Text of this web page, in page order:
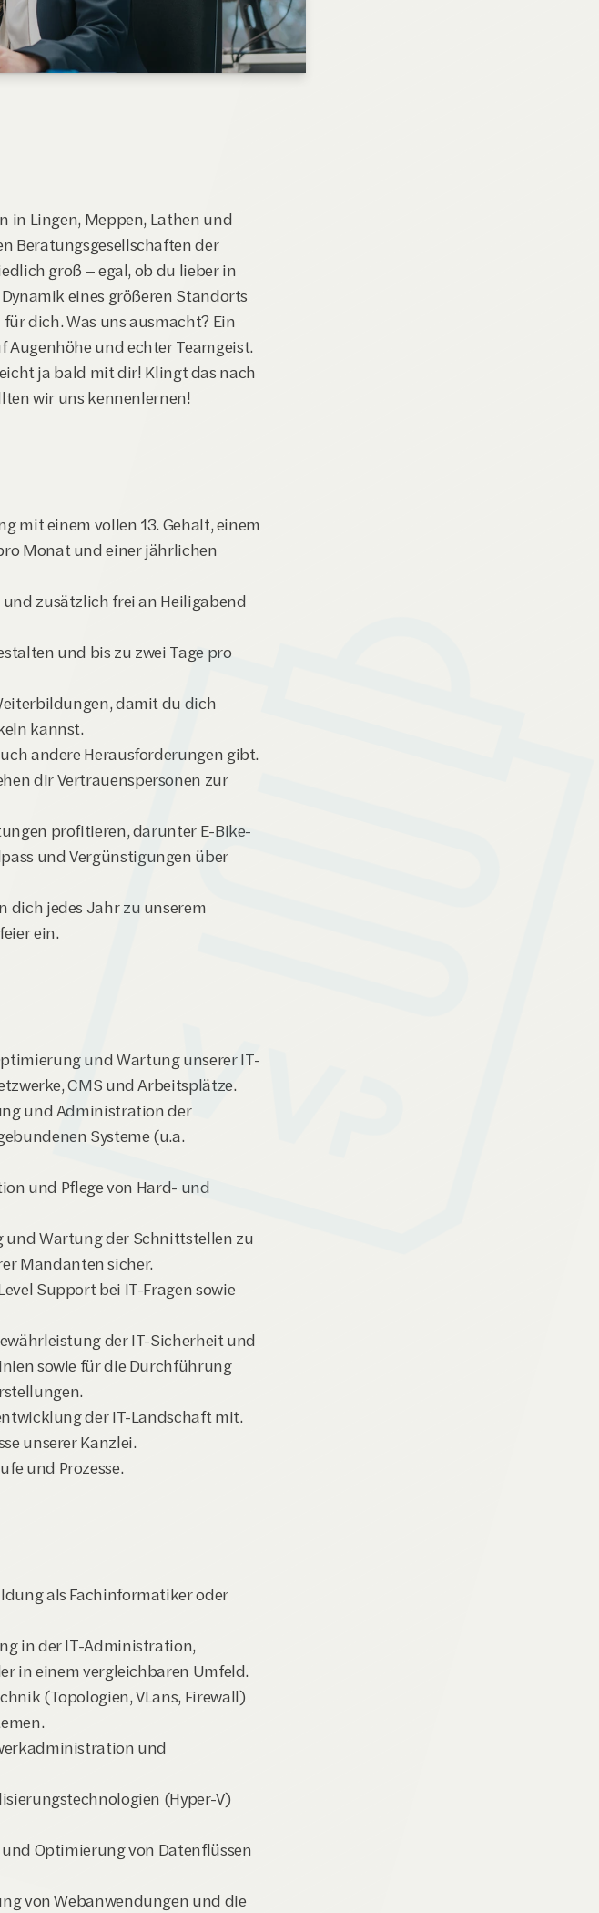
in Lingen, Meppen, Lathen und
Beratungsgesellschaften der
groß – egal, ob du lieber in
eines größeren Standorts
dich. Was uns ausmacht? Ein
und echter Teamgeist.
ja bald mit dir! Klingt das nach
wir uns kennenlernen!
mit einem vollen 13. Gehalt, einem
Monat und einer jährlichen
zusätzlich frei an Heiligabend
und bis zu zwei Tage pro
damit du dich
kannst.
andere Herausforderungen gibt.
dir Vertrauenspersonen zur
profitieren, darunter E-Bike-
und Vergünstigungen über
dich jedes Jahr zu unserem
ein.
und Wartung unserer IT-
CMS und Arbeitsplätze.
und Administration der
Systeme (u.a.
und Pflege von Hard- und
und Wartung der Schnittstellen zu
Mandanten sicher.
Support bei IT-Fragen sowie
der IT-Sicherheit und
sowie für die Durchführung
der IT-Landschaft mit.
unserer Kanzlei.
und Prozesse.
als Fachinformatiker oder
in der IT-Administration,
in einem vergleichbaren Umfeld.
(Topologien, VLans, Firewall)
und
(Hyper-V)
Optimierung von Datenflüssen
von Webanwendungen und die